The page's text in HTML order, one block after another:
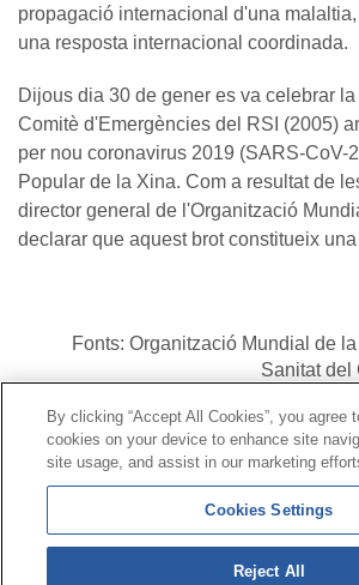
propagació internacional d'una
una resposta internacional coordinada.
Dijous dia 30 de gener es va celebrar
Comitè d'Emergències del RSI (2005)
per nou coronavirus 2019 (SARS-CoV-
Popular de la Xina. Com a resultat de
director general de l'Organització
declarar que aquest brot constitueix
Fonts: Organització Mundial de
Sanitat del
Contacte |Perfil del contractant|
Línia Universal 900 203 203|Zona
Prestacions Especials
Zona Privada
© Mutua Universal 2026| Mapa del web
By clicking “Accept All Cookies”, you agree
cookies on your device to enhance site
site usage, and assist in our marketing
Cookies Settings
Reject All